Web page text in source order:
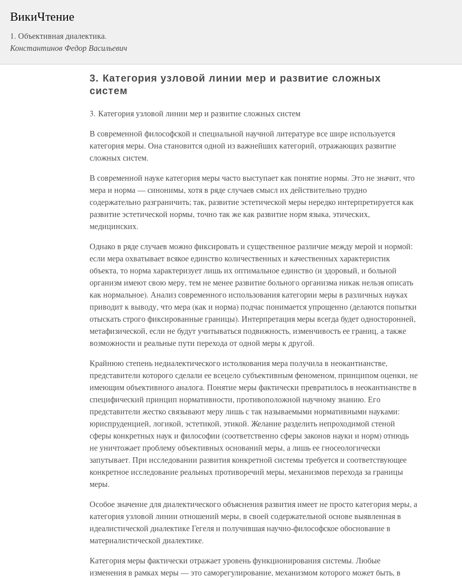
ВикиЧтение
1. Объективная диалектика.
Константинов Федор Васильевич
3. Категория узловой линии мер и развитие сложных
систем
3. Категория узловой линии мер и развитие сложных систем
В современной философской и специальной научной литературе все шире используется
категория меры. Она становится одной из важнейших категорий, отражающих развитие
сложных систем.
В современной науке категория меры часто выступает как понятие нормы. Это не значит, что
мера и норма — синонимы, хотя в ряде случаев смысл их действительно трудно
содержательно разграничить; так, развитие эстетической меры нередко интерпретируется как
развитие эстетической нормы, точно так же как развитие норм языка, этических,
медицинских.
Однако в ряде случаев можно фиксировать и существенное различие между мерой и нормой:
если мера охватывает всякое единство количественных и качественных характеристик
объекта, то норма характеризует лишь их оптимальное единство (и здоровый, и больной
организм имеют свою меру, тем не менее развитие больного организма никак нельзя описать
как нормальное). Анализ современного использования категории меры в различных науках
приводит к выводу, что мера (как и норма) подчас понимается упрощенно (делаются попытки
отыскать строго фиксированные границы). Интерпретация меры всегда будет односторонней,
метафизической, если не будут учитываться подвижность, изменчивость ее границ, а также
возможности и реальные пути перехода от одной меры к другой.
Крайнюю степень недиалектического истолкования мера получила в неокантианстве,
представители которого сделали ее всецело субъективным феноменом, принципом оценки, не
имеющим объективного аналога. Понятие меры фактически превратилось в неокантианстве в
специфический принцип нормативности, противоположной научному знанию. Его
представители жестко связывают меру лишь с так называемыми нормативными науками:
юриспруденцией, логикой, эстетикой, этикой. Желание разделить непроходимой стеной
сферы конкретных наук и философии (соответственно сферы законов науки и норм) отнюдь
не уничтожает проблему объективных оснований меры, а лишь ее гносеологически
запутывает. При исследовании развития конкретной системы требуется и соответствующее
конкретное исследование реальных противоречий меры, механизмов перехода за границы
меры.
Особое значение для диалектического объяснения развития имеет не просто категория меры, а
категория узловой линии отношений меры, в своей содержательной основе выявленная в
идеалистической диалектике Гегеля и получившая научно-философское обоснование в
материалистической диалектике.
Категория меры фактически отражает уровень функционирования системы. Любые
изменения в рамках меры — это саморегулирование, механизмом которого может быть, в